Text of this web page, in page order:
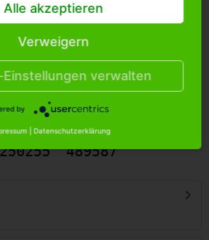
0070281
850
250255 489587
Alle akzeptieren
Verweigern
Einstellungen verwalten
by
Datenschutzerklärung